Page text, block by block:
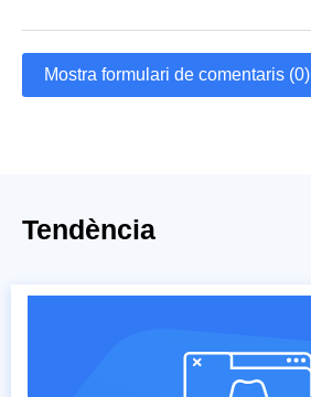
Mostra formulari de comentaris (0)
Tendència